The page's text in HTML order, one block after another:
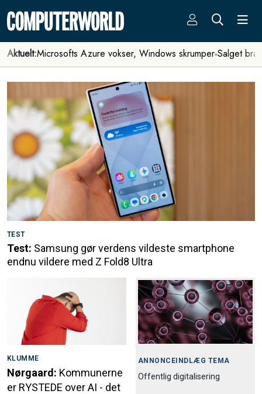
Aktuelt:Microsofts Azure vokser, Windows skrumper Salget
TEST
Test: Samsung gør verdens vildeste smartphone
endnu vildere med Z Fold8 Ultra
KLUMME
Nørgaard: Kommunerne
er RYSTEDE over AI - det
ANNONCEINDLÆG TEMA
Offentlig digitalisering